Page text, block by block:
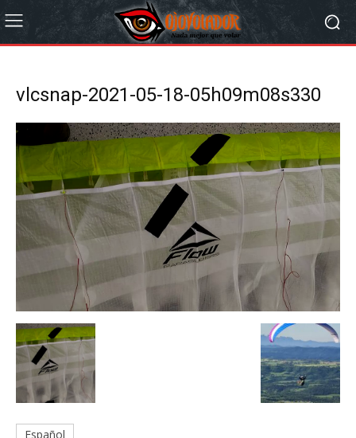
vlcsnap-2021-05-18-05h09m08s330
Español